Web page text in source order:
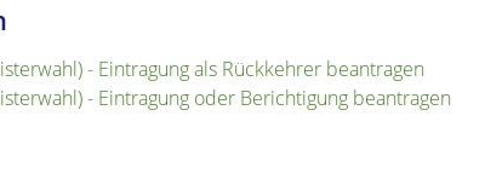
- Eintragung als Rückkehrer beantragen
- Eintragung oder Berichtigung beantragen